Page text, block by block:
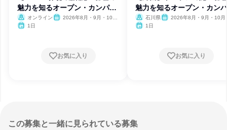
魅力を知るオープン・カンパニ
ー
オンライン
2026年8月・9月・10
1日
お気に入り
魅力を知るオープン・カン
ー 石川県
2026年8月・9月・10月
1日
お気に入り
この募集と一緒に見られている募集